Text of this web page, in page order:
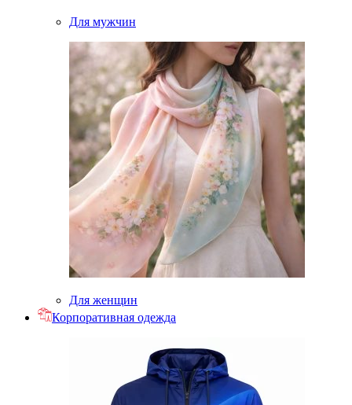
Для мужчин
Для женщин
Корпоративная одежда